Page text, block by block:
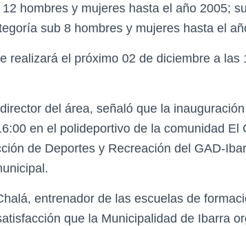
hombres y mujeres hasta el año 2005;
sub 8 hombres y mujeres hasta el
realizará el próximo 02 de diciembre a las
del área, señaló que la
en el polideportivo de la comunidad El
de Deportes y Recreación del GAD-
entrenador de las escuelas de
que la Municipalidad de Ibarra